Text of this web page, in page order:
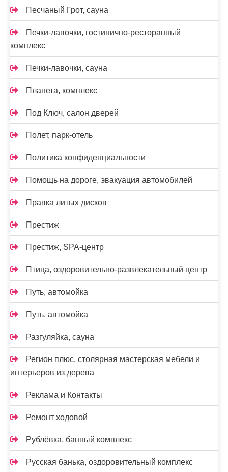
Песчаный Грот, сауна
Печки-лавочки, гостинично-ресторанный
комплекс
Печки-лавочки, сауна
Планета, комплекс
Под Ключ, салон дверей
Полет, парк-отель
Политика конфиденциальности
Помощь на дороге, эвакуация автомобилей
Правка литых дисков
Престиж
Престиж, SPA-центр
Птица, оздоровительно-развлекательный центр
Путь, автомойка
Путь, автомойка
Разгуляйка, сауна
Регион плюс, столярная мастерская мебели и
интерьеров из дерева
Реклама и Контакты
Ремонт ходовой
Рублёвка, банный комплекс
Русская банька, оздоровительный комплекс